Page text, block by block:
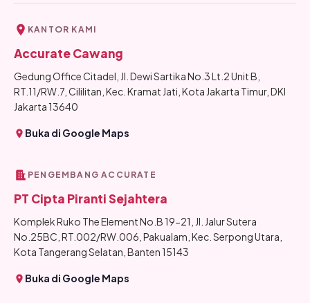
KANTOR KAMI
Accurate Cawang
Gedung Office Citadel, Jl. Dewi Sartika No.3 Lt.2 Unit B,
RT.11/RW.7, Cililitan, Kec. Kramat Jati, Kota Jakarta Timur, DKI
Jakarta 13640
Buka di Google Maps
PENGEMBANG ACCURATE
PT Cipta Piranti Sejahtera
Komplek Ruko The Element No.B 19-21, Jl. Jalur Sutera
No.25BC, RT.002/RW.006, Pakualam, Kec. Serpong Utara,
Kota Tangerang Selatan, Banten 15143
Buka di Google Maps